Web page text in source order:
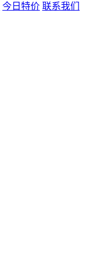
今日特价 联系我们